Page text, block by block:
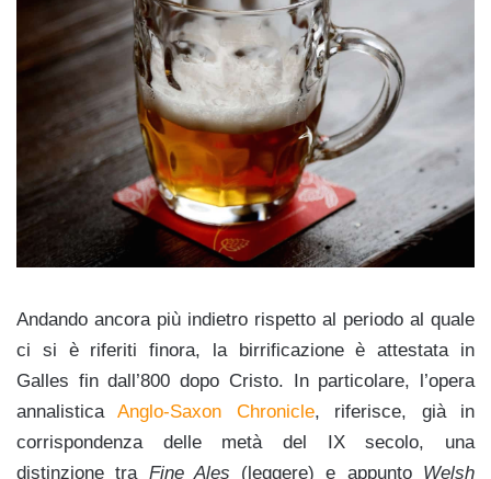
Andando ancora più indietro rispetto al periodo al quale
ci si è riferiti finora, la birrificazione è attestata in
Galles fin dall’800 dopo Cristo. In particolare, l’opera
annalisticaAnglo-Saxon Chronicle, riferisce, già in
corrispondenza delle metà del IX secolo, una
distinzione tra Fine Ales (leggere) e appunto Welsh